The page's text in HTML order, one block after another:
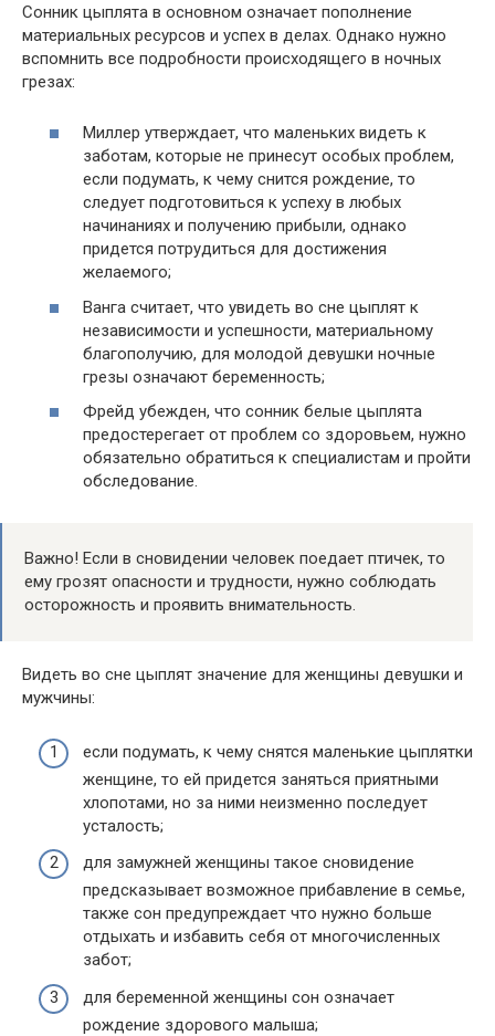
Сонник цыплята в основном означает пополнение
материальных ресурсов и успех в делах. Однако нужно
вспомнить все подробности происходящего в ночных
грезах:
Миллер утверждает, что маленьких видеть к
заботам, которые не принесут особых проблем,
если подумать, к чему снится рождение, то
следует подготовиться к успеху в любых
начинаниях и получению прибыли, однако
придется потрудиться для достижения
желаемого;
Ванга считает, что увидеть во сне цыплят к
независимости и успешности, материальному
благополучию, для молодой девушки ночные
грезы означают беременность;
Фрейд убежден, что сонник белые цыплята
предостерегает от проблем со здоровьем, нужно
обязательно обратиться к специалистам и пройти
обследование.
Важно! Если в сновидении человек поедает птичек, то
ему грозят опасности и трудности, нужно соблюдать
осторожность и проявить внимательность.
Видеть во сне цыплят значение для женщины девушки и
мужчины:
если подумать, к чему снятся маленькие цыплятки
женщине, то ей придется заняться приятными
хлопотами, но за ними неизменно последует
усталость;
для замужней женщины такое сновидение
предсказывает возможное прибавление в семье,
также сон предупреждает что нужно больше
отдыхать и избавить себя от многочисленных
забот;
для беременной женщины сон означает
рождение здорового малыша;